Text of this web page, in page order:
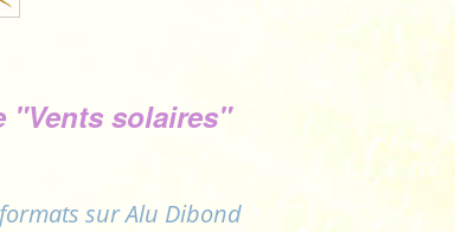
"Vents solaires"
sur Alu Dibond